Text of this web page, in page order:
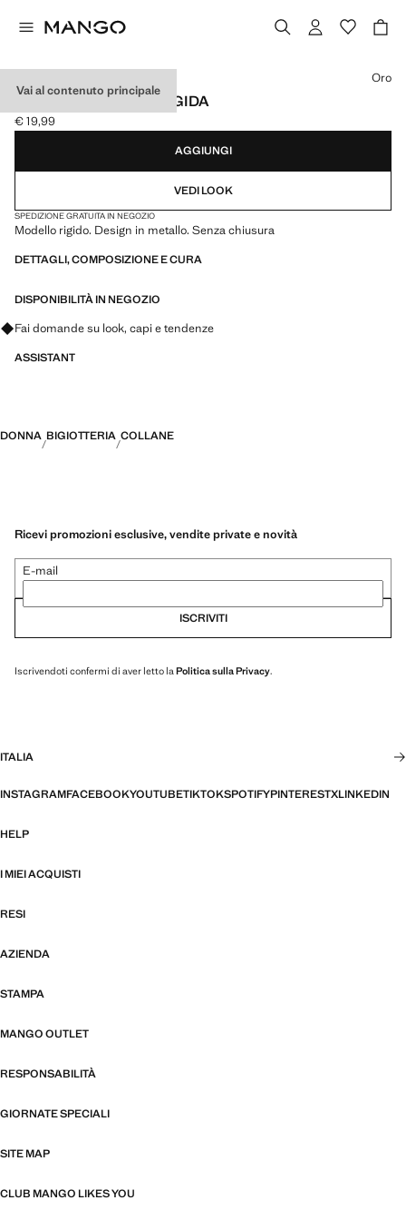
Vai al contenuto principale
COLLANA CHOKER RIGIDA
Prezzo attuale [€ 19,99 ]
€ 19,99
Seleziona un colore
Oro
AGGIUNGI
VEDI LOOK
SPEDIZIONE GRATUITA IN NEGOZIO
Modello rigido. Design in metallo. Senza chiusura
DETTAGLI, COMPOSIZIONE E CURA
DISPONIBILITÀ IN NEGOZIO
Fai domande su look, capi e tendenze
ASSISTANT
DONNA BIGIOTTERIA COLLANE
Ricevi promozioni esclusive, vendite private e novità
E-mail
ISCRIVITI
Iscrivendoti confermi di aver letto la Politica sulla Privacy.
ITALIA
INSTAGRAMFACEBOOKYOUTUBETIKTOKSPOTIFYPINTERESTXLINKEDIN
HELP
I MIEI ACQUISTI
RESI
AZIENDA
STAMPA
MANGO OUTLET
RESPONSABILITÀ
GIORNATE SPECIALI
SITE MAP
CLUB MANGO LIKES YOU